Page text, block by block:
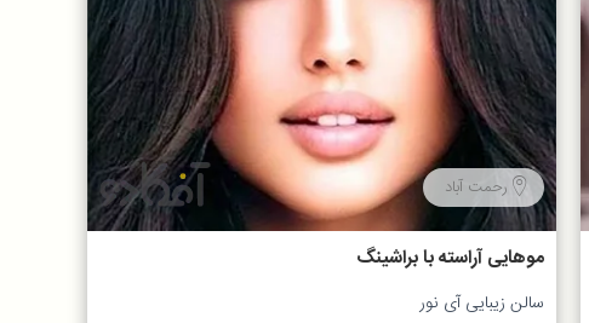
رحمت آباد
موهایی آراسته با براشینگ
سالن زیبایی آی نور